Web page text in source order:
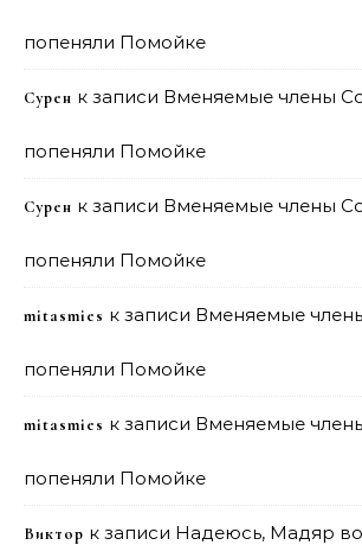
попеняли Помойке
Сурен к записи Вменяемые члены
попеняли Помойке
Сурен к записи Вменяемые члены
попеняли Помойке
mitasmies к записи Вменяемые
попеняли Помойке
mitasmies к записи Вменяемые
попеняли Помойке
Виктор к записи Надеюсь, Мадяр